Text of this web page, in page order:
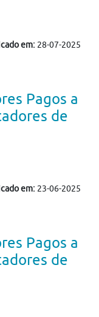
em: 28-07-2025
Pagos a
de
em: 23-06-2025
Pagos a
de